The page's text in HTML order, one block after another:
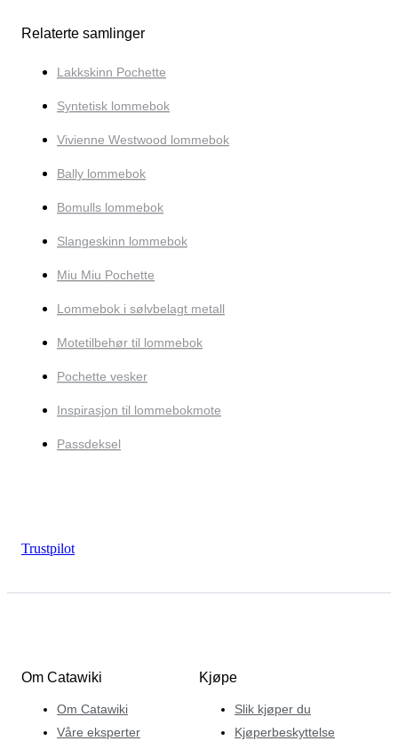
Relaterte samlinger
Lakkskinn Pochette
Syntetisk lommebok
Vivienne Westwood lommebok
Bally lommebok
Bomulls lommebok
Slangeskinn lommebok
Miu Miu Pochette
Lommebok i sølvbelagt metall
Motetilbehør til lommebok
Pochette vesker
Inspirasjon til lommebokmote
Passdeksel
Trustpilot
Om Catawiki
Om Catawiki
Våre eksperter
Kjøpe
Slik kjøper du
Kjøperbeskyttelse